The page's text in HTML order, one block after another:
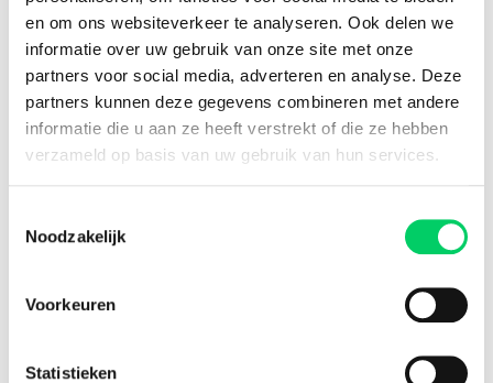
en om ons websiteverkeer te analyseren. Ook delen we
informatie over uw gebruik van onze site met onze
partners voor social media, adverteren en analyse. Deze
partners kunnen deze gegevens combineren met andere
informatie die u aan ze heeft verstrekt of die ze hebben
verzameld op basis van uw gebruik van hun services.
Noodzakelijk
Voorkeuren
Statistieken
165.000 reizigers+
16 jaar ervaring
reviews
Ons team